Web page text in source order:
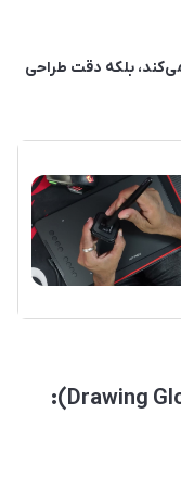
بلکه دقت طراحی
استفاده از دستکش طراحی (Drawing Glove):